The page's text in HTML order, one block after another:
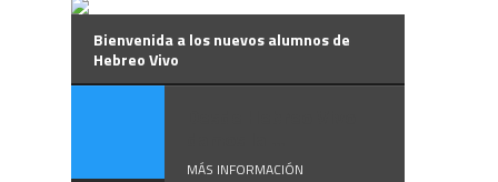
Bienvenida a los nuevos alumnos de
Hebreo Vivo
MÁS INFORMACIÓN